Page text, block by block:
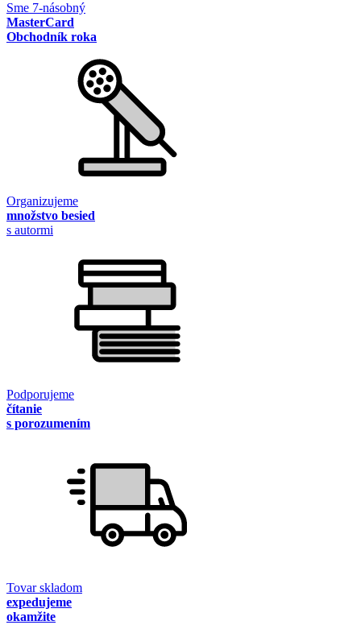
Sme 7-násobný
MasterCard
Obchodník roka
Organizujeme
množstvo besied
s autormi
Podporujeme
čítanie
s porozumením
Tovar skladom
expedujeme
okamžite